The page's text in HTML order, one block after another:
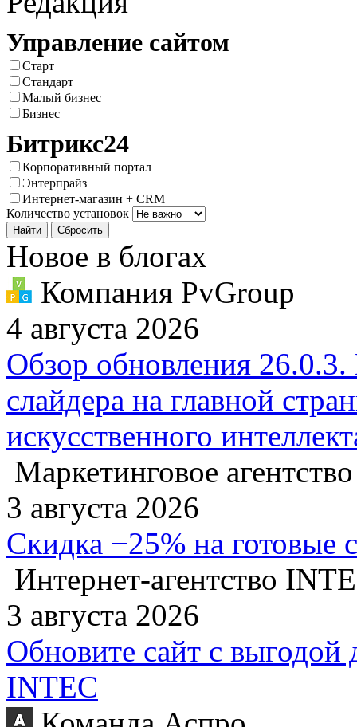
Управление сайтом
Старт
Стандарт
Малый бизнес
Бизнес
Битрикс24
Корпоративный портал
Энтерпрайз
Интернет-магазин + CRM
Количество установок
Новое в блогах
Компания PvGroup
4 августа 2026
Обзор обновления 26.0.3.
слайдера на главной
искусственного
Маркетинговое
3 августа 2026
Скидка −25% на готовые
Интернет-агентство
3 августа 2026
Обновите сайт с выгодой
INTEC